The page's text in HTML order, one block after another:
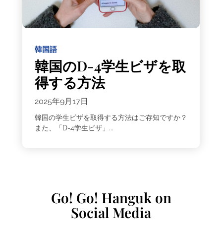
韓国語
韓国のD-4学生ビザを取
得する方法
2025年9月17日
韓国の学生ビザを取得する方法はご存知ですか？
また、「D-4学生ビザ」...
Go! Go! Hanguk on
Social Media